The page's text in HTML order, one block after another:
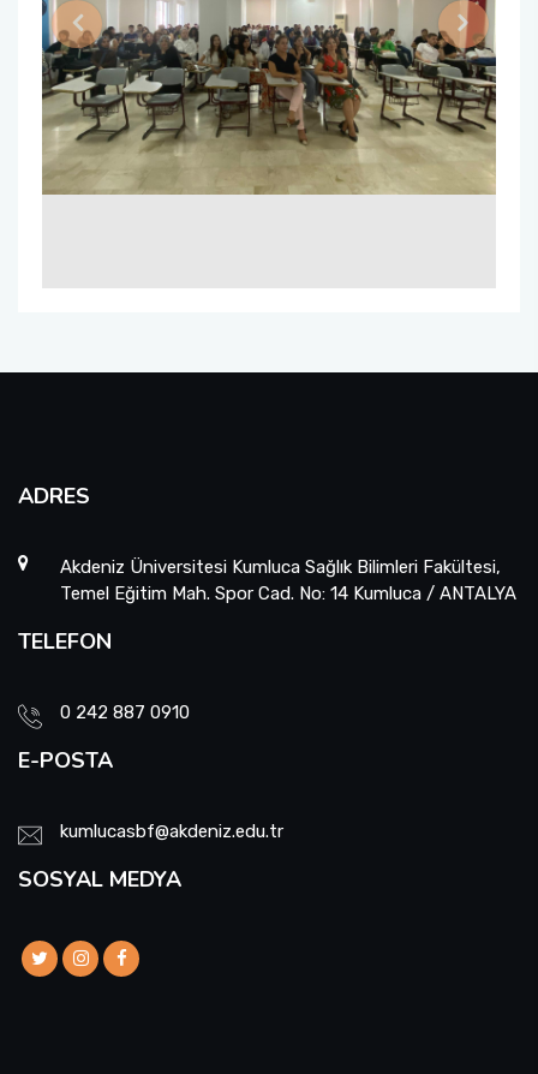
Previous Next
ADRES
Akdeniz Üniversitesi Kumluca Sağlık Bilimleri Fakültesi,
Temel Eğitim Mah. Spor Cad. No: 14 Kumluca / ANTALYA
TELEFON
0 242 887 0910
E-POSTA
kumlucasbf@akdeniz.edu.tr
SOSYAL MEDYA
Sıfır Atık Yönetim Sistemi Alt Komisyonu
Sosyal Komite Komisyonu
Sosyal Medya Komisyonu
Ulusal/ Uluslararası İlişkiler Koordinatörlüğü